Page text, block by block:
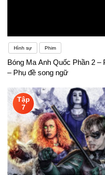
Hình sự Phim
Bóng Ma Anh Quốc Phần 2
– Phụ đề song ngữ
Tập
7